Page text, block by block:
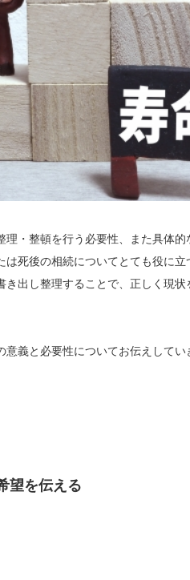
・整頓を行う必要性、また具体
死後の相続についてとても役に立
出し整理することで、正しく現
義と必要性についてお伝えしてい
望を伝える